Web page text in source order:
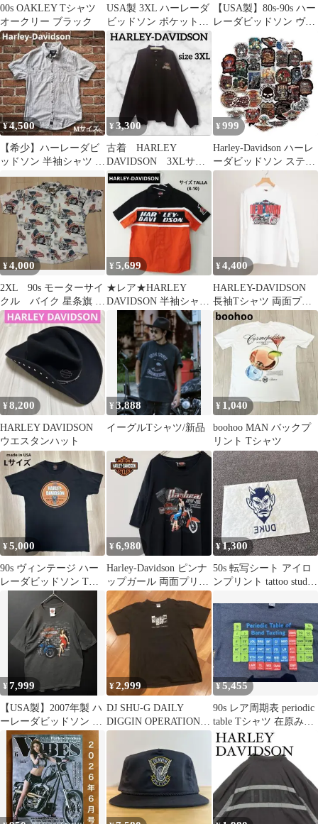
00s OAKLEY Tシャツ
オークリー ブラック
​USA製 3XL ハーレーダ
ビッドソン ポケットT
シャツ 墨黒 バックプリ
【USA製】80s-90s ハー
レーダビッドソン ヴィ
ンテージ バンダナ 黒
¥4,500
【希少】ハーレーダビ
ッドソン 半袖シャツ 刺
繍ロゴ ライトグレー M
¥3,300
古着 HARLEY
DAVIDSON 3XLサイ
ズ 84-
¥ 999
Harley-Davidson ハーレ
ーダビッドソン ステッ
カー100枚セット
¥4,000
2XL 90s モーターサイ
クル バイク 星条旗 総
柄シャツ アメカジ シ
ャツ
¥5,699
★レア★HARLEY
DAVIDSON 半袖シャツ
オレンジ TALLAサイズ
¥4,400
HARLEY-DAVIDSON
長袖Tシャツ 両面プリ
ント NY 白 Mサイズ
¥8,200
HARLEY DAVIDSON
ウエスタンハット
¥3,888
イーグルTシャツ/新品
¥ 1,040
boohoo MAN バックプ
リント Tシャツ
¥5,000
90s ヴィンテージ ハー
レーダビッドソン Tシ
ャツ USA製 雰囲気抜群
¥6,980
Harley-Davidson ピンナ
ップガール 両面プリン
トTシャツ 2XL
¥1,300
50s 転写シート アイロ
ンプリント tattoo studio
¥7,999
【USA製】2007年製 ハ
ーレーダビッドソン 両
面プリント Tシャツ L
¥2,999
DJ SHU-G DAILY
DIGGIN OPERATION T
シャツ ディグ
¥5,455
90s レア周期表 periodic
table Tシャツ 在原みゆ
紀 元素記号